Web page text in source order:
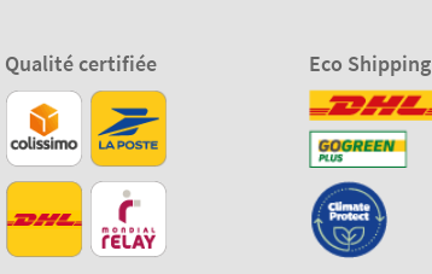
Qualité certifiée Eco Shipping